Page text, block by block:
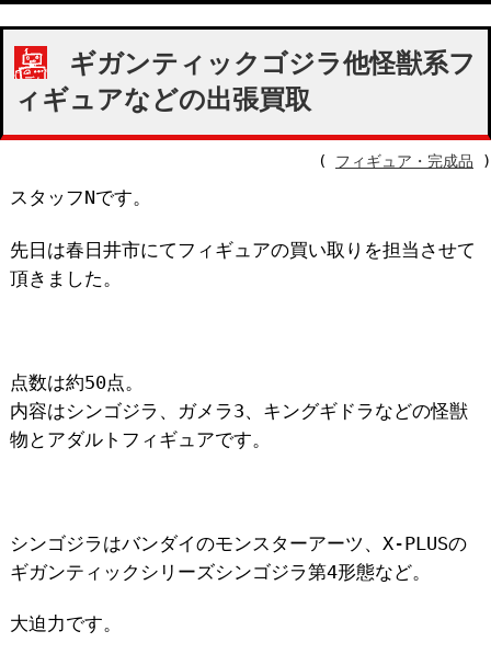
ギガンティックゴジラ他怪獣系フ
ィギュアなどの出張買取
( フィギュア・完成品 )
スタッフNです。
先日は春日井市にてフィギュアの買い取りを担当させて
頂きました。
点数は約50点。
内容はシンゴジラ、ガメラ3、キングギドラなどの怪獣
物とアダルトフィギュアです。
シンゴジラはバンダイのモンスターアーツ、X-PLUSの
ギガンティックシリーズシンゴジラ第4形態など。
大迫力です。